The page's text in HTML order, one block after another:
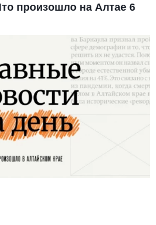
произошло на Алтае 6